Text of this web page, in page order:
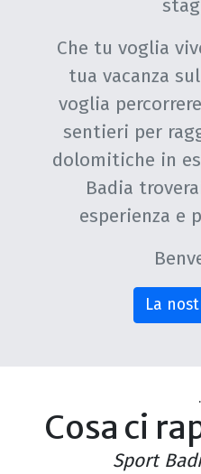
Che tu voglia
tua vacanza
voglia
sentieri per
dolomitiche in
Badia
esperienza e
La
Cosa ci
Sport